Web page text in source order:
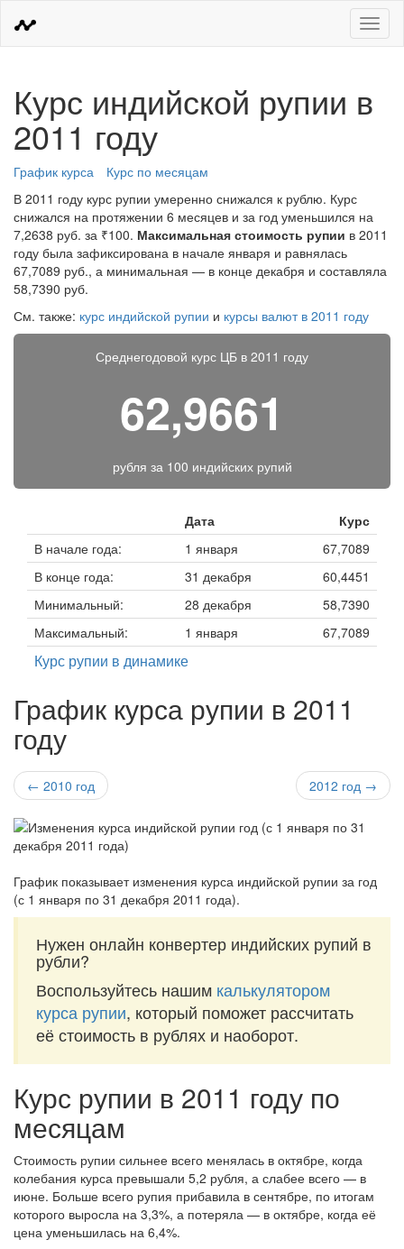
Меню
Курс индийской рупии в
2011 году
График курса
Курс по месяцам
В 2011 году курс рупии умеренно снижался к рублю. Курс
снижался на протяжении 6 месяцев и за год уменьшился на
7,2638 руб. за ₹100. Максимальная стоимость рупии в 2011
году была зафиксирована в начале января и равнялась
67,7089 руб., а минимальная — в конце декабря и составляла
58,7390 руб.
См. также: курс индийской рупии и курсы валют в 2011 году
Среднегодовой курс ЦБ в 2011 году
62,9661
рубля за 100 индийских рупий
Дата
Курс
В начале года:
1 января
67,7089
В конце года:
31 декабря
60,4451
Минимальный:
28 декабря
58,7390
Максимальный:
1 января 67,7089
Курс рупии в динамике
График курса рупии в 2011
году
← 2010 год 2012 год →
График показывает изменения курса индийской рупии за год
(с 1 января по 31 декабря 2011 года).
Нужен онлайн конвертер индийских рупий в
рубли?
Воспользуйтесь нашим калькулятором
курса рупии, который поможет рассчитать
её стоимость в рублях и наоборот.
Курс рупии в 2011 году по
месяцам
Стоимость рупии сильнее всего менялась в октябре, когда
колебания курса превышали 5,2 рубля, а слабее всего — в
июне. Больше всего рупия прибавила в сентябре, по итогам
которого выросла на 3,3%, а потеряла — в октябре, когда её
цена уменьшилась на 6,4%.